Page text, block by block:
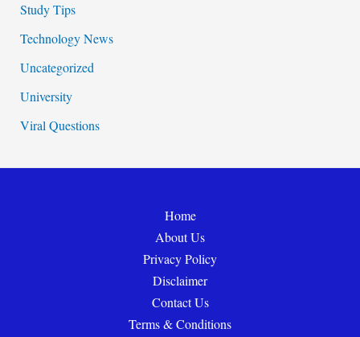
Study Tips
Technology News
Uncategorized
University
Viral Questions
Home
About Us
Privacy Policy
Disclaimer
Contact Us
Terms & Conditions